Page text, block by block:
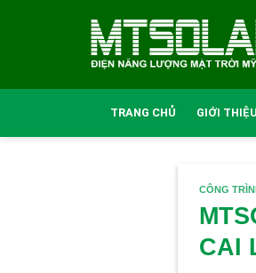
TRANG CHỦ GIỚI THIỆU
CÔNG
CAI